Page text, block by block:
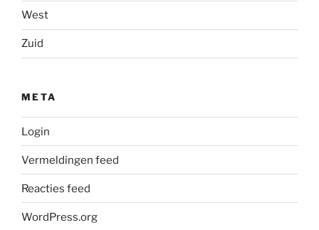
West
Zuid
META
Login
Vermeldingen feed
Reacties feed
WordPress.org